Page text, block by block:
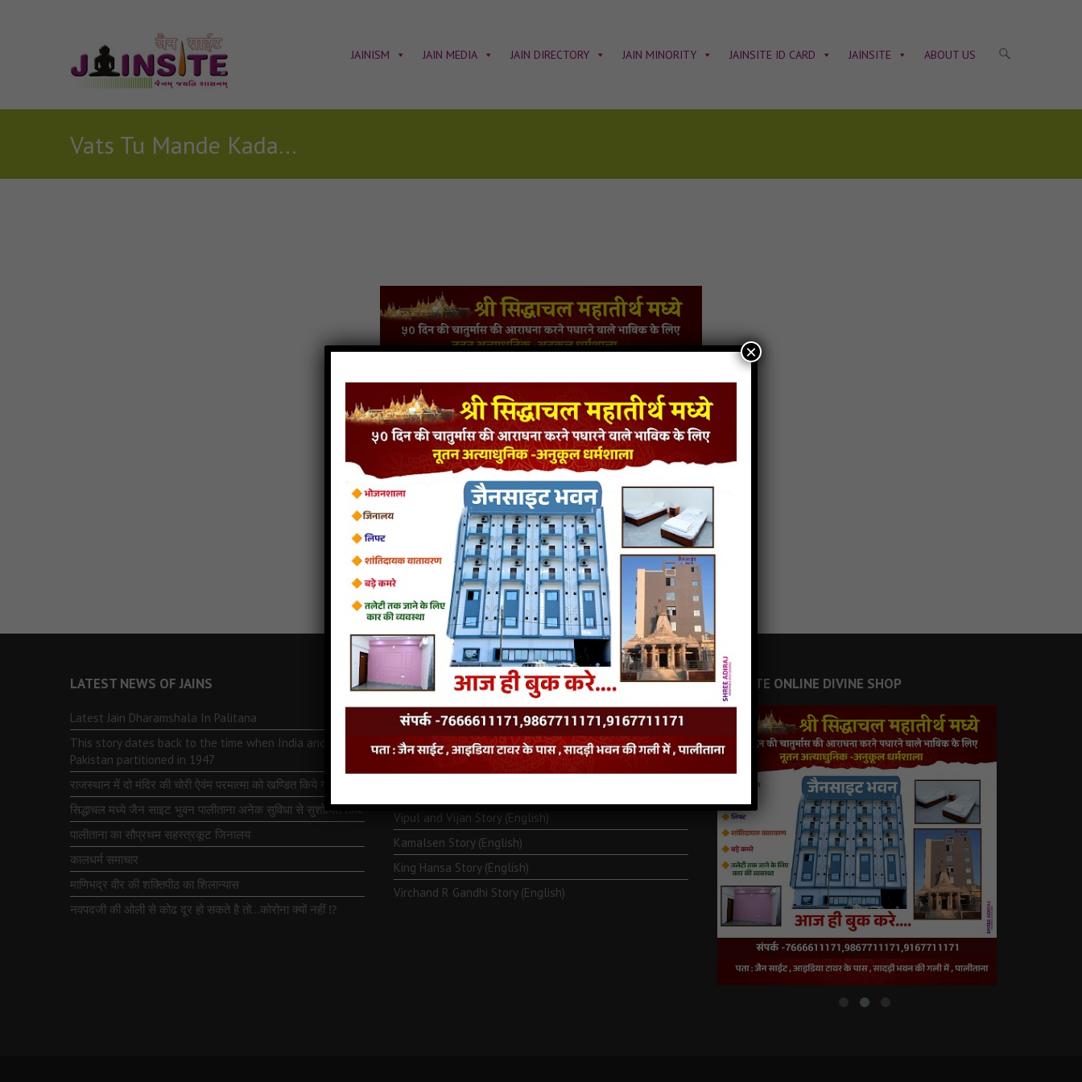
JAINISM JAIN MEDIA JAIN DIRECTORY JAIN MINORITY JAINSITE ID CARD JAINSITE ABOUT US
Vats Tu Mande Kadam Virat song
LATEST NEWS OF JAINS
Latest Jain Dharamshala In Palitana
This story dates back to the time when India and
Pakistan partitioned in 1947
राजस्थान में दो मंदिर की चोरी ऐवंम परमात्मा को खण्डित किये गये
सिद्धाचल मध्ये जैन साइट भुवन पालीताना अनेक सुविधा से सुशोभित तीर्थ.
पालीताना का सौप्रथम सहस्त्रकूट जिनालय
कालधर्म समाचार
माणिभद्र वीर की शक्तिपीठ का शिलान्यास
नवपदजी की ओली से कोढ दूर हो सकते है तो…कोरोना क्यों नहीं ⁉️
LATEST JAINISM
The Jain Monk and his Saka saviours (English)
Monk Metarya (English)
Vipul and Vijan Story (English)
Kamalsen Story (English)
King Hansa Story (English)
Virchand R Gandhi Story (English)
JAINSITE ONLINE DIVINE SHOP
×